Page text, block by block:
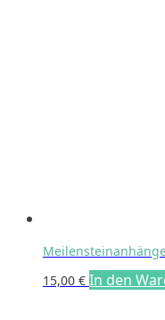
15,00 € In den